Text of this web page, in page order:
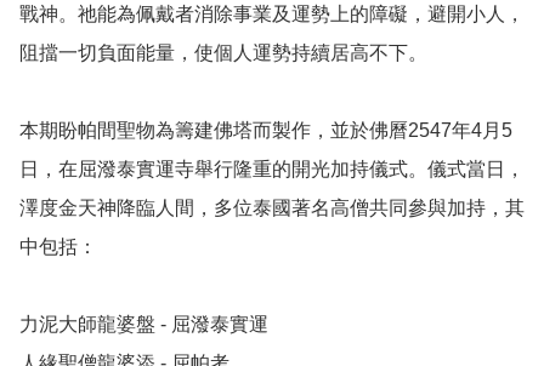
戰神。祂能為佩戴者消除事業及運勢上的障礙，避開小人，
阻擋一切負面能量，使個人運勢持續居高不下。
本期盼帕間聖物為籌建佛塔而製作，並於佛曆2547年4月5
日，在屈潑泰實運寺舉行隆重的開光加持儀式。儀式當日，
澤度金天神降臨人間，多位泰國著名高僧共同參與加持，其
中包括：
力泥大師龍婆盤 - 屈潑泰實運